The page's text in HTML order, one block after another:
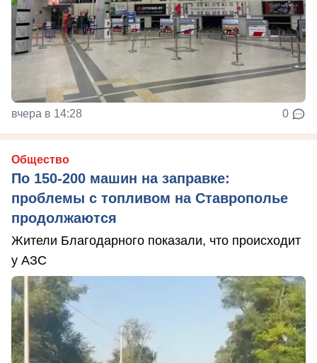
вчера в 14:28 0
Общество
По 150-200 машин на заправке:
проблемы с топливом на Ставрополье
продолжаются
Жители Благодарного показали, что происходит
у АЗС